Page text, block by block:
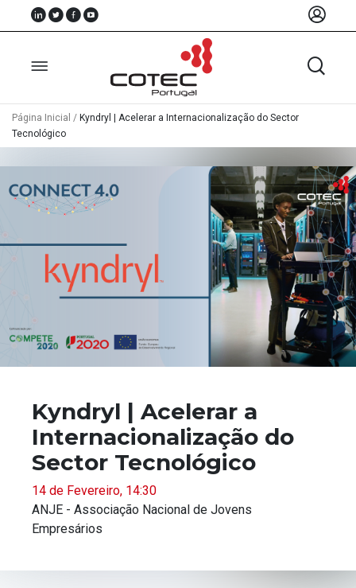
Nós
Associados
Recursos
Notícias
Projectos
Página Inicial / Kyndryl | Acelerar a Internacionalização do Sector
Tecnológico
Kyndryl | Acelerar a
Internacionalização do
Sector Tecnológico
14 de Fevereiro, 14:30
ANJE - Associação Nacional de Jovens
Empresários